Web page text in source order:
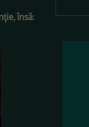
însă: